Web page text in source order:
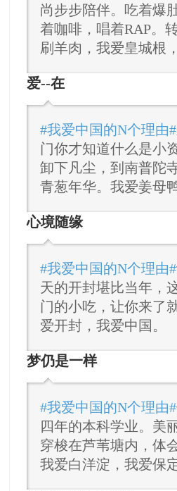
尚步步陪伴。吃着爆
着咖啡，唱着RAP。
刷羊肉，我爱皇城根
爱--在
#我爱中国的N个理由#
门你才知道什么是小
卸下凡尘，到南普陀
青葱年华。我爱姜母
心境随缘
#我爱中国的N个理由#
天的开封堪比当年，
门的小吃，让你来了
爱开封，我爱中国。
梦仍是一样
#我爱中国的N个理由#
四年的本科学业。美
穿梭在芦苇塘内，体
我爱白洋淀，我爱保